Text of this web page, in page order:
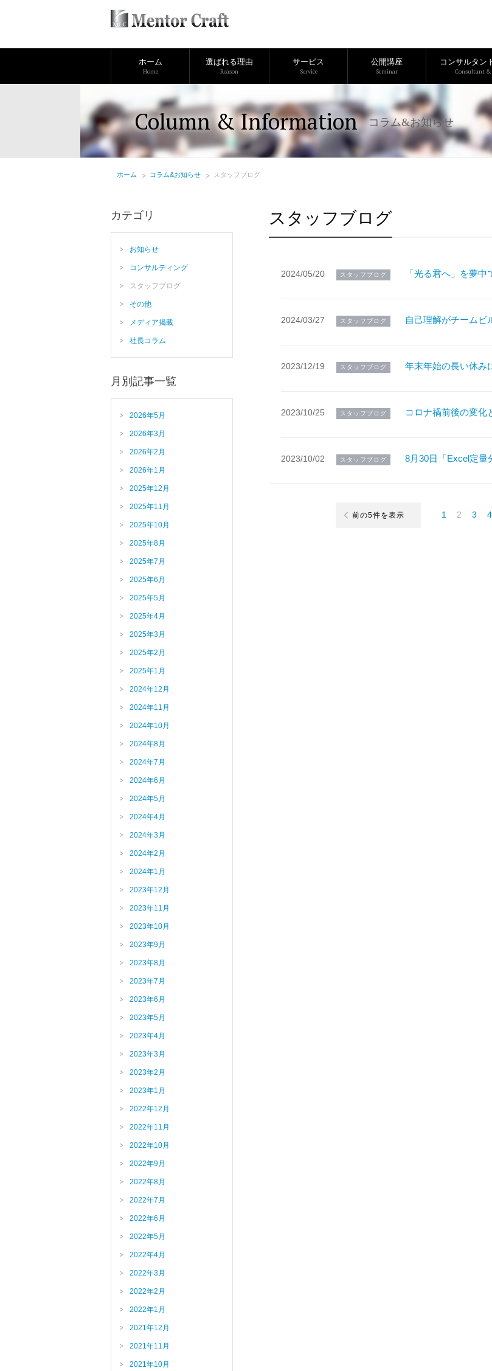
ホーム
Home
選ばれる理由
Reason
サービス
Service
公開講座
Seminar
コンサルタン
Consultant
Column & Information コラム&お知らせ
ホーム コラム&お知らせ スタッフブログ
スタッフブログ
2024/05/20 スタッフブログ 「光る君へ」を夢中
2024/03/27 スタッフブログ 自己理解がチームビ
2023/12/19 スタッフブログ 年末年始の長い休み
2023/10/25 スタッフブログ コロナ禍前後の変化
2023/10/02 スタッフブログ 8月30日「Excel定量
前の5件を表示 1 2 3 4
カテゴリ
お知らせ
コンサルティング
スタッフブログ
その他
メディア掲載
社長コラム
月別記事一覧
2026年5月
2026年3月
2026年2月
2026年1月
2025年12月
2025年11月
2025年10月
2025年8月
2025年7月
2025年6月
2025年5月
2025年4月
2025年3月
2025年2月
2025年1月
2024年12月
2024年11月
2024年10月
2024年8月
2024年7月
2024年6月
2024年5月
2024年4月
2024年3月
2024年2月
2024年1月
2023年12月
2023年11月
2023年10月
2023年9月
2023年8月
2023年7月
2023年6月
2023年5月
2023年4月
2023年3月
2023年2月
2023年1月
2022年12月
2022年11月
2022年10月
2022年9月
2022年8月
2022年7月
2022年6月
2022年5月
2022年4月
2022年3月
2022年2月
2022年1月
2021年12月
2021年11月
2021年10月